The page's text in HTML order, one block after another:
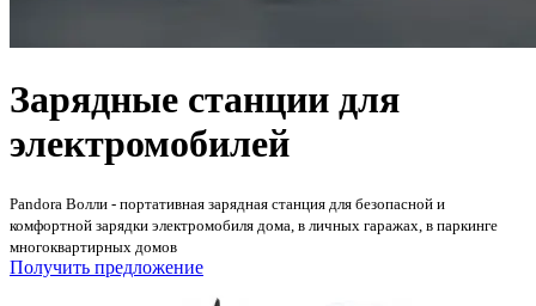
Зарядные станции для
электромобилей
Pandora Волли - портативная зарядная станция для безопасной и
комфортной зарядки электромобиля дома, в личных гаражах, в паркинге
многоквартирных домов
Получить предложение